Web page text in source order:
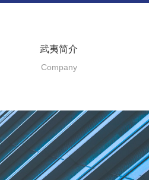
武夷简介
Company